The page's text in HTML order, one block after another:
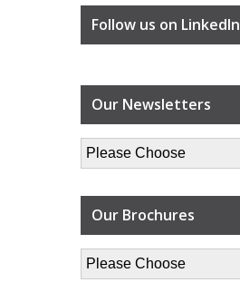
Follow us on LinkedIn
Our Newsletters
Our Brochures